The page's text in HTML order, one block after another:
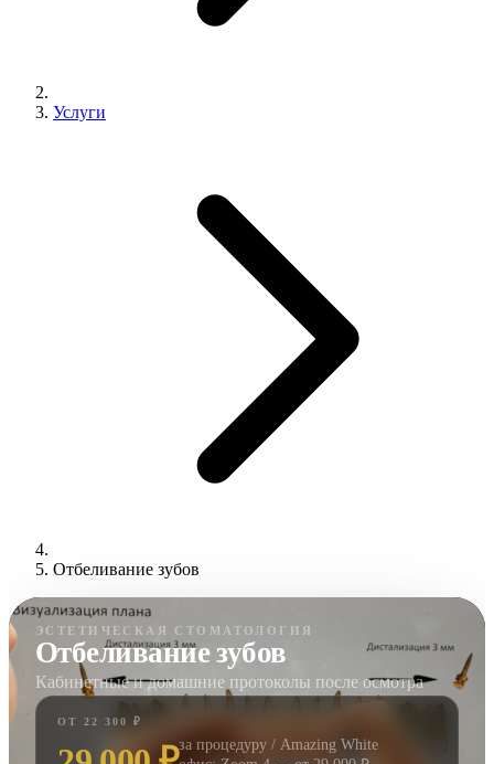
Услуги
Отбеливание зубов
ЭСТЕТИЧЕСКАЯ СТОМАТОЛОГИЯ
Отбеливание зубов
Кабинетные и домашние протоколы после осмотра
ОТ 22 300 ₽
за процедуру / Amazing White